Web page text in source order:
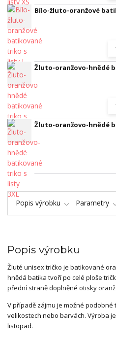
Bílo-žluto-oranžové
Žluto-oranžovo-hnědé
Žluto-oranžovo-hnědé
Popis výrobku Parametry
Popis výrobku
Žluté unisex tričko je batikované
hnědá batika tvoří po celé ploše
přední straně doplněné otisky
V případě zájmu je možné podobné
velikostech nebo barvách. Výroba
listopad.